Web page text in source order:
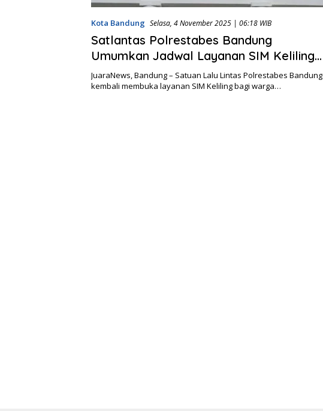
Kota Bandung Selasa, 4 November 2025 | 06:18 WIB
Satlantas Polrestabes Bandung
Umumkan Jadwal Layanan SIM Keliling
Pekan Ini
JuaraNews, Bandung – Satuan Lalu Lintas Polrestabes Bandung
kembali membuka layanan SIM Keliling bagi warga…